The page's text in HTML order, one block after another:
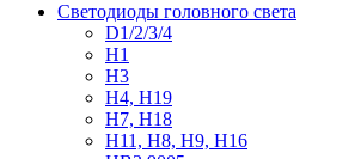
Светодиоды головного света
D1/2/3/4
H1
H3
H4, H19
H7, H18
H11, H8, H9, H16